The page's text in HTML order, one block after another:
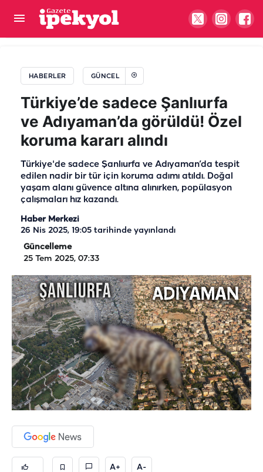
HABERLER GÜNCEL
Türkiye’de sadece Şanlıurfa
ve Adıyaman’da görüldü! Özel
koruma kararı alındı
Türkiye'de sadece Şanlıurfa ve Adıyaman’da tespit
edilen nadir bir tür için koruma adımı atıldı. Doğal
yaşam alanı güvence altına alınırken, popülasyon
çalışmaları hız kazandı.
Haber Merkezi
26 Nis 2025, 19:05 tarihinde yayınlandı
Güncelleme
25 Tem 2025, 07:33
A+ A-
33 gün boyunca bu işi yapacaklara 110 bin TL